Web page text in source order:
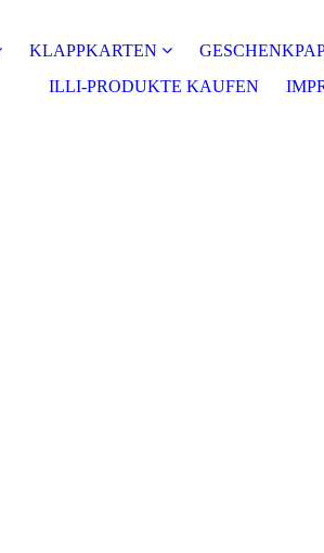
KLAPPKARTEN
ILLI-PRODUKTE KAUFEN